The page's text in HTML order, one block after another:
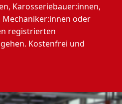
Karosseriebauer:innen,
oder
registrierten
Kostenfrei und